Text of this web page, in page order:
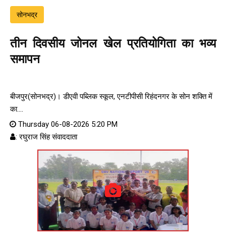
सोनभद्र
तीन दिवसीय जोनल खेल प्रतियोगिता का भव्य
समापन
बीजपुर(सोनभद्र)। डीएवी पब्लिक स्कूल, एनटीपीसी रिहंदनगर के सोन शक्ति में
का....
Thursday 06-08-2026 5:20 PM
: रघुराज सिंह संवाददाता